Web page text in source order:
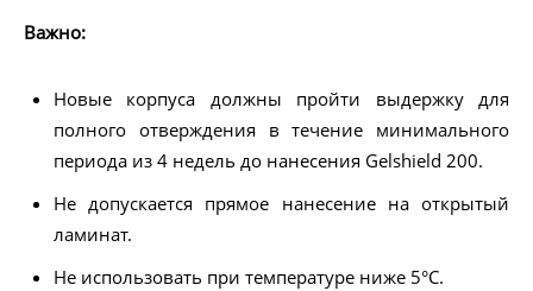
Важно:
Новые корпуса должны пройти выдержку для
полного отверждения в течение минимального
периода из 4 недель до нанесения Gelshield 200.
Не допускается прямое нанесение на открытый
ламинат.
Не использовать при температуре ниже 5°С.